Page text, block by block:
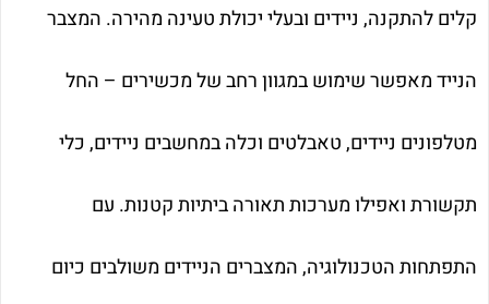
קלים להתקנה, ניידים ובעלי יכולת טעינה מהירה. המצבר
הנייד מאפשר שימוש במגוון רחב של מכשירים – החל
מטלפונים ניידים, טאבלטים וכלה במחשבים ניידים, כלי
תקשורת ואפילו מערכות תאורה ביתיות קטנות. עם
התפתחות הטכנולוגיה, המצברים הניידים משולבים כיום